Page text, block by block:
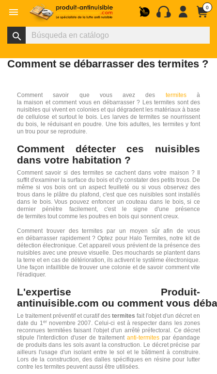
 0
search
Comment se débarrasser des termites ?
Comment savoir que vous avez des termitesà
la maison et comment vous en débarrasser ? Les termites sont des
nuisibles qui vivent en colonies et qui dégradent les matériaux à base
de cellulose et surtout le bois. Les larves de termites se nourrissent
du bois, le réduisant en poudre. Une fois adultes, les termites y font
un trou pour se reproduire.
Comment détecter ces nuisibles
dans votre habitation ?
Comment savoir si des termites se cachent dans votre maison ? Il
suffit d'examiner la surface du bois et d'y constater des petits trous. De
même si vos bois ont un aspect feuilleté ou si vous observez des
trous dans le plâtre du plafond, c'est que ces nuisibles sont installés
dans le bois. Vous pouvez enfoncer un couteau dans le bois, si ce
dernier pénètre facilement, c'est le signe d'une présence
de termites tout comme les poutres en bois qui sonnent creux.
Comment trouver des termites par un moyen sûr afin de vous
en débarrasser rapidement ? Optez pour Halo Termites, notre kit de
détection électronique. Cet appareil vous prévient de la présence des
nuisibles avec une preuve visuelle. Des mouchards se plantent dans
la terre et en cas de détérioration, ils activent le système électronique.
Une façon infaillible de trouver une colonie et de savoir comment vite
l'éradiquer.
L'expertise Produit-
antinuisible.com ou comment vous
Le traitement préventif et curatif des termites fait l'objet d'un décret en
date du 1ernovembre 2007. Celui-ci est à respecter dans les zones
reconnues termitées faisant l'objet d'un arrêté préfectoral. Ce décret
stipule l'interdiction d'user de traitement anti-termites par épandage
de produits dans les sols avant la construction. Le décret précise par
ailleurs l'usage d'un isolant entre le sol et le bâtiment à construire.
Lors de la construction, des dalles spécifiques en résine pour lutter
contre les termites peuvent aussi être utilisées.